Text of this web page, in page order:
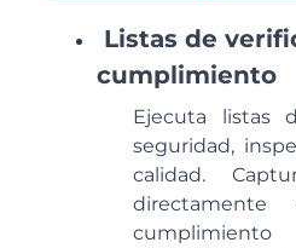
Listas de
cumplimiento
Ejecuta listas
seguridad,
calidad.